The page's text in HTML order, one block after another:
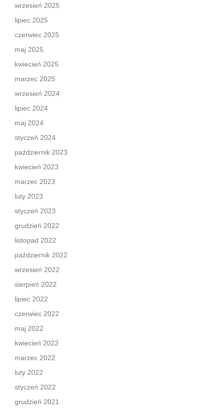
wrzesień 2025
lipiec 2025
czerwiec 2025
maj 2025
kwiecień 2025
marzec 2025
wrzesień 2024
lipiec 2024
maj 2024
styczeń 2024
październik 2023
kwiecień 2023
marzec 2023
luty 2023
styczeń 2023
grudzień 2022
listopad 2022
październik 2022
wrzesień 2022
sierpień 2022
lipiec 2022
czerwiec 2022
maj 2022
kwiecień 2022
marzec 2022
luty 2022
styczeń 2022
grudzień 2021